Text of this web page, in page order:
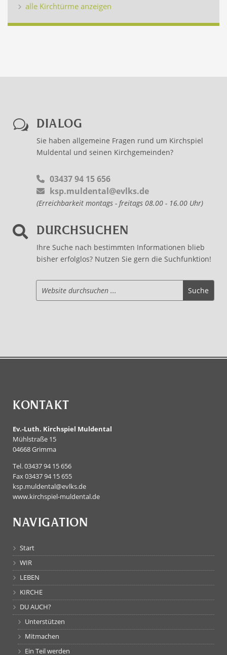
alle Kirchtürme anzeigen
w DIALOG
Sie haben allgemeine Fragen rund um Kirchspiel
Muldental und seinen Kirchgemeinden?
03437 94 15 656
ksp.muldental@evlks.de
(Erreichbarkeit montags - freitags 08.00 - 16.00 Uhr)
 DURCHSUCHEN
Ihre Suche nach bestimmten Informationen blieb
bisher erfolglos? Nutzen Sie gern die Suchfunktion!
KONTAKT
Ev.-Luth. Kirchspiel Muldental
Mühlstraße 15
04668 Grimma
Tel. 03437 94 15 656
Fax 03437 94 15 655
ksp.muldental@evlks.de
www.kirchspiel-muldental.de
NAVIGATION
Start
WIR
LEBEN
KIRCHE
DU AUCH?
Unterstützen
Mitmachen
Ein Teil werden